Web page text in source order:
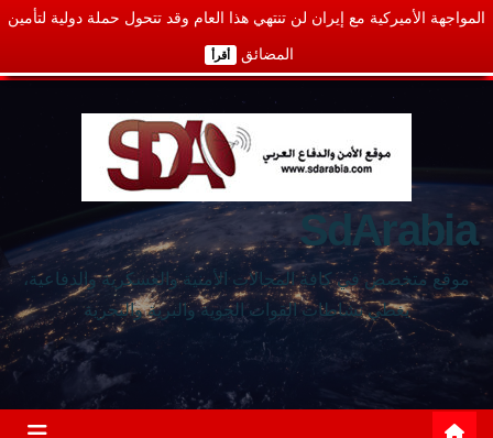
المواجهة الأميركية مع إيران لن تنتهي هذا العام وقد تتحول حملة دولية لتأمين
المضائق أقرأ
SdArabia
موقع متخصص في كافة المجالات الأمنية والعسكرية والدفاعية،
يغطي نشاطات القوات الجوية والبرية والبحرية